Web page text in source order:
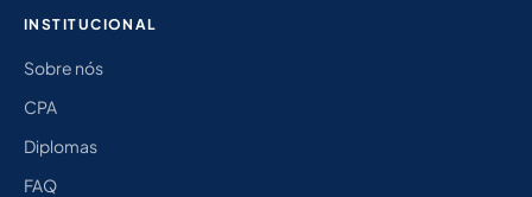
INSTITUCIONAL
Sobre nós
CPA
Diplomas
FAQ